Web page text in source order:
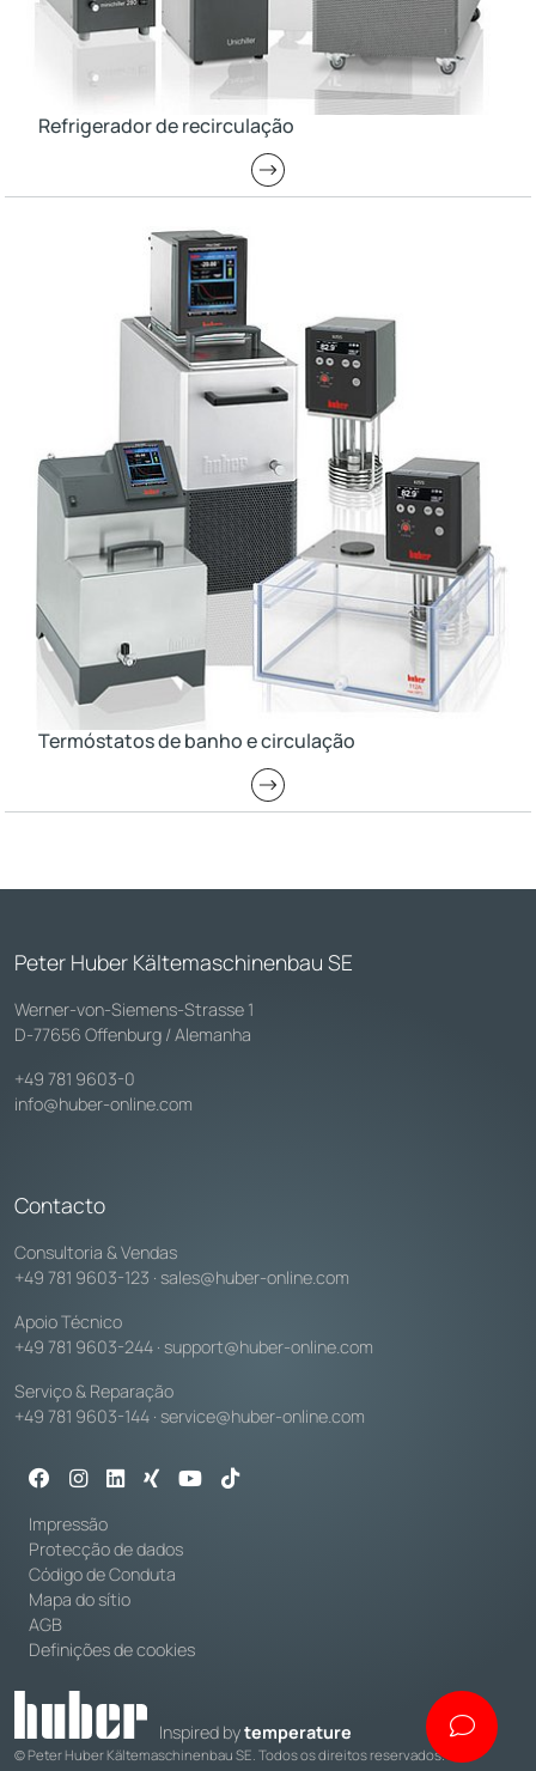
Refrigerador de recirculação
Termóstatos de banho e circulação
Peter Huber Kältemaschinenbau SE
Werner-von-Siemens-Strasse 1
D-77656 Offenburg / Alemanha
+49 781 9603-0
info@huber-online.com
Contacto
Consultoria & Vendas
+49 781 9603-123 · sales@huber-online.com
Apoio Técnico
+49 781 9603-244 · support@huber-online.com
Serviço & Reparação
+49 781 9603-144 · service@huber-online.com
Impressão
Protecção de dados
Código de Conduta
Mapa do sítio
AGB
Definições de cookies
Inspired bytemperature
© Peter Huber Kältemaschinenbau SE. Todos os direitos reservados.